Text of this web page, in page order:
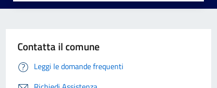
Contatta il comune
Leggi le domande frequenti